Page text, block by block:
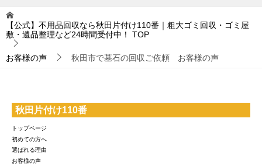
【公式】不用品回収なら秋田片付け110番｜粗大ゴミ回収・ゴミ屋
敷・遺品整理など24時間受付中！
TOP
お客様の声 秋田市で墓石の回収ご依頼 お客様の声
秋田片付け110番
トップページ
初めての方へ
選ばれる理由
お客様の声